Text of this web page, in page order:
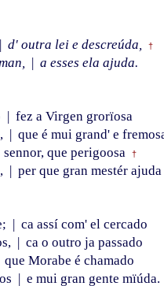
| d' outra lei e descreúda, †
| a esses ela ajuda.
| fez a Virgen grorïosa
| que é mui grand' e
sennor, que perigoosa †
| per que gran mestér ajuda
| ca assí com' el cercado
| ca o outro ja passado
que Morabe é chamado
| e mui gran gente mïúda.